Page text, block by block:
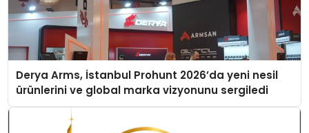
Derya Arms, İstanbul Prohunt 2026’da yeni nesil
ürünlerini ve global marka vizyonunu sergiledi